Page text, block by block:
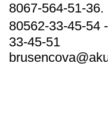
8067-564-51-36.
80562-33-45-
33-45-51